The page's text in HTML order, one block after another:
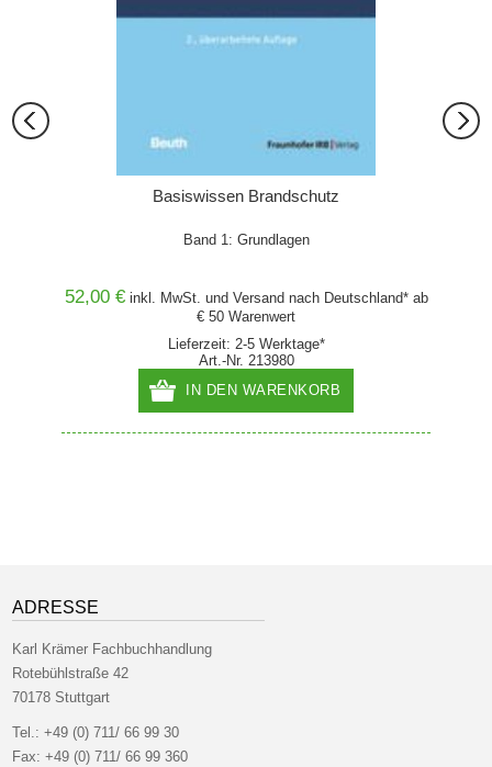
Basiswissen Brandschutz
Band 1: Grundlagen
52,00 € inkl. MwSt. und Versand nach Deutschland* ab
€ 50 Warenwert
Lieferzeit: 2-5 Werktage*
Art.-Nr. 213980
IN DEN WARENKORB
ADRESSE
Karl Krämer Fachbuchhandlung
Rotebühlstraße 42
70178 Stuttgart
Tel.:+49 (0) 711/ 66 99 30
Fax: +49 (0) 711/ 66 99 360